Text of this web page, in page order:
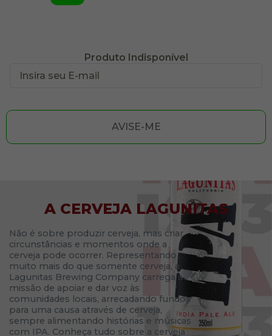
Produto Indisponível
AVISE-ME
A CERVEJA LAGUNITAS
Não é sobre produzir cerveja, mas criar
circunstâncias e momentos onde a
cerveja pode ocorrer. Representando
muito mais do que somente cerveja, a
Lagunitas Brewing Company carrega a
missão de apoiar e dar voz às
comunidades locais, arrecadando fundos
para uma causa através de cerveja,
sempre alimentando histórias e músicas
com IPA. Conheça tudo sobre a cerveja